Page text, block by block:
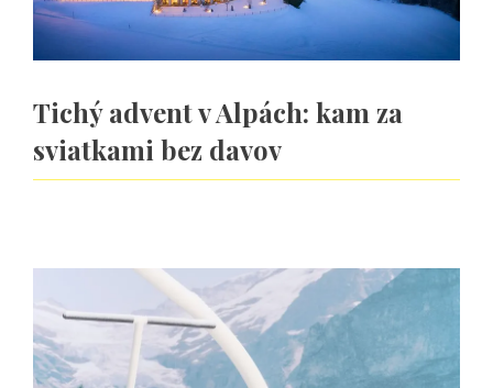
Tichý advent v Alpách: kam za
sviatkami bez davov